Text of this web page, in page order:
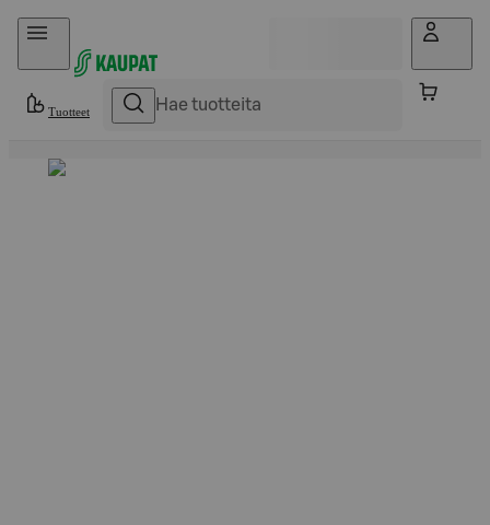
Hyppää sisältöön
Tuotteet